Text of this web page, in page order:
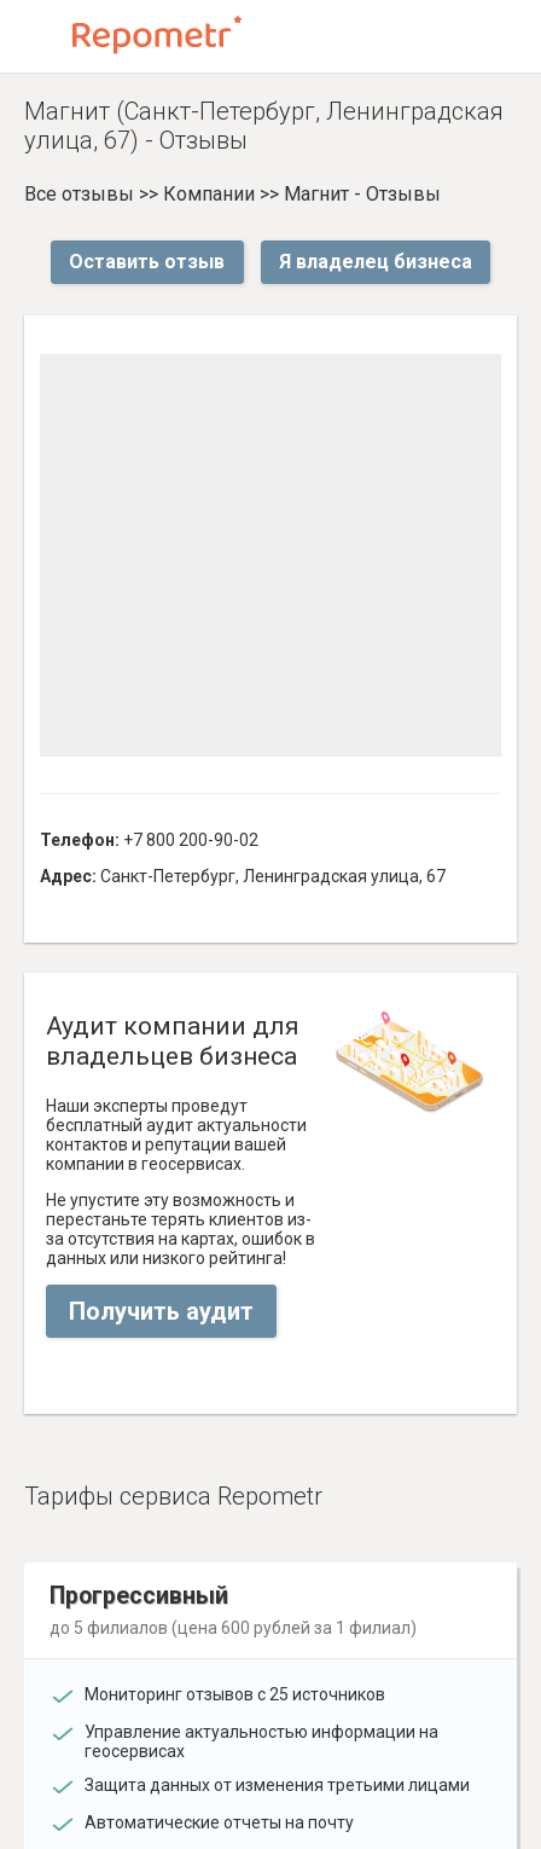
Магнит (Санкт-Петербург, Ленинградская
улица, 67) - Отзывы
Все отзывы >> Компании >> Магнит - Отзывы
Оставить отзыв Я владелец бизнеса
Телефон: +7 800 200-90-02
Адрес: Санкт-Петербург, Ленинградская улица, 67
Аудит компании для
владельцев бизнеса
Наши эксперты проведут
бесплатный аудит актуальности
контактов и репутации вашей
компании в геосервисах.
Не упустите эту возможность и
перестаньте терять клиентов из-
за отсутствия на картах, ошибок в
данных или низкого рейтинга!
Получить аудит
Тарифы сервиса Repometr
Прогрессивный
до 5 филиалов (цена 600 рублей за 1 филиал)
Мониторинг отзывов с 25 источников
Управление актуальностью информации на
геосервисах
Защита данных от изменения третьими лицами
Автоматические отчеты на почту